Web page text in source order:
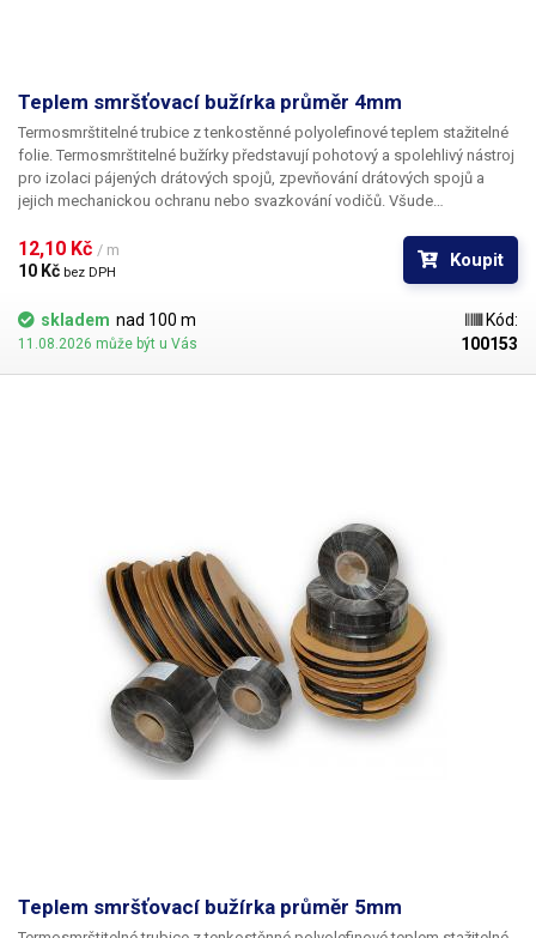
Teplem smršťovací bužírka průměr 4mm
Termosmrštitelné trubice z tenkostěnné polyolefinové teplem stažitelné
folie. Termosmrštitelné bužírky představují pohotový a spolehlivý nástroj
pro izolaci pájených drátových spojů, zpevňování drátových spojů a
jejich mechanickou ochranu nebo svazkování vodičů. Všude
elektrikářská izolační páska je nyní možné nasadit teplem smrštitelné
fólie.
12,10 Kč / m
10 Kč bez DPH
Koupit
skladem nad 100 m
11.08.2026 může být u Vás
Kód:
100153
Teplem smršťovací bužírka průměr 5mm